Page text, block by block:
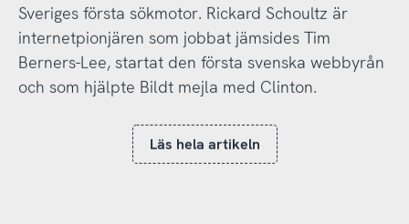
Sveriges första sökmotor. Rickard Schoultz är
internetpionjären som jobbat jämsides Tim
Berners-Lee, startat den första svenska webbyrån
och som hjälpte Bildt mejla med Clinton.
Läs hela artikeln